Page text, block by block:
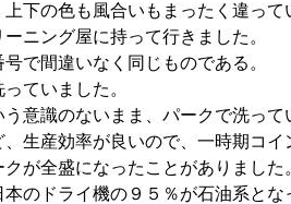
下の色も風合いもまったく違って
ニング屋に持って行きました。
で間違いなく同じものである。
ていました。
意識のないまま、パークで洗っ
生産効率が良いので、一時期コイ
が全盛になったことがありました
のドライ機の９５％が石油系とな